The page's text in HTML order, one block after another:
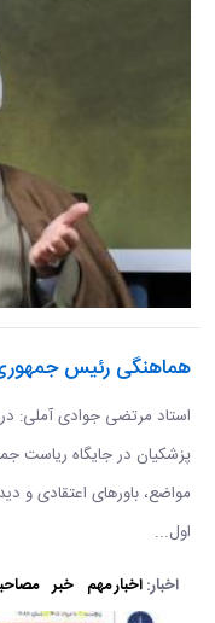
هماهنگی رئیس
استاد مرتضی جوادی آملی:
پزشکیان در جایگاه ریاست
مواضع، باورهای اعتقادی و
اول...
اخبار:اخبار مهم خبر